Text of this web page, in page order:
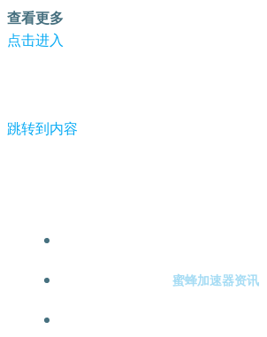
查看更多
点击进入
跳转到内容
蜜蜂加速器资讯